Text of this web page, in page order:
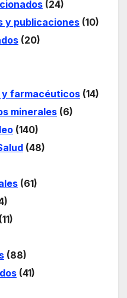
(24)
y publicaciones (10)
(20)
y farmacéuticos (14)
minerales (6)
(140)
(48)
(61)
(11)
(88)
(41)